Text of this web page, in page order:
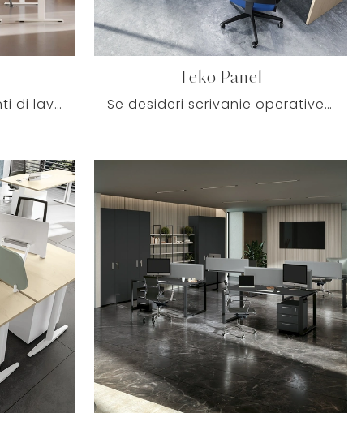
Vuoi allestire gli ambienti di lavoro? Ecco qui differenti proposte di scrivanie operative in melaminico, come il modello ET Operativa di Colombini ...
Teko Panel
Se desideri scrivanie operative di Colombini Office, clicca e ottieni informazioni sul modello Teko Panel in melaminico per gli spazi di lavoro!